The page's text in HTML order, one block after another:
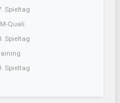
Spieltag
Quali.
Spieltag
Spieltag